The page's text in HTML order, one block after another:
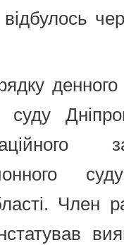
відбулось
суду
Член